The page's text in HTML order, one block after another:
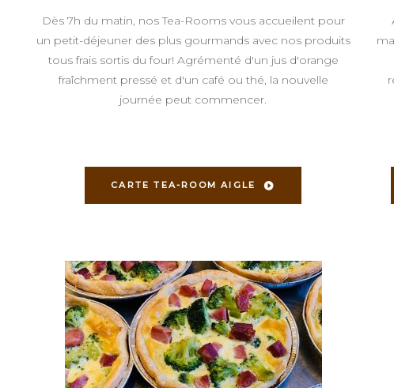
Dès 7h du matin, nos Tea-Rooms vous accueilent pour
un petit-déjeuner des plus gourmands avec nos produits
tous frais sortis du four! Agrémenté d'un jus d'orange
fraîchment pressé et d'un café ou thé, la nouvelle
journée peut commencer.
CARTE TEA-ROOM AIGLE